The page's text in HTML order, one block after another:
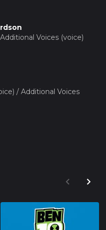
Voices (voice)
/ Additional Voices